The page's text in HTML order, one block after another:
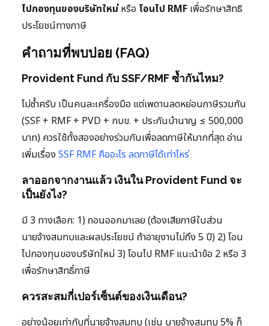
ไปกองทุนของบริษัทใหม่หรือ โอนไป RMF เพื่อรักษาสิทธิ
ประโยชน์ทางภาษี
คำถามที่พบบ่อย (FAQ)
Provident Fund กับ SSF/RMF ซ้ำกันไหม?
ไม่ซ้ำครับ เป็นคนละเครื่องมือ แต่เพดานลดหย่อนภาษีรวมกัน
(SSF + RMF + PVD + กบข. + ประกันบำนาญ ≤ 500,000
บาท) ควรใช้ทั้งสองอย่างร่วมกันเพื่อลดภาษีให้มากที่สุด อ่าน
เพิ่มเรื่อง SSF RMF คืออะไร ลดภาษีได้เท่าไหร่
ลาออกจากงานแล้ว เงินใน Provident Fund จะ
เป็นยังไง?
มี 3 ทางเลือก: 1) ถอนออกมาเลย (ต้องเสียภาษีในส่วน
นายจ้างสมทบและผลประโยชน์ ถ้าอายุงานไม่ถึง 5 ปี) 2) โอน
ไปกองทุนของบริษัทใหม่ 3) โอนไป RMF แนะนำข้อ 2 หรือ 3
เพื่อรักษาสิทธิ์ภาษี
ควรสะสมกี่เปอร์เซ็นต์ของเงินเดือน?
อย่างน้อยเท่ากับที่นายจ้างสมทบ (เช่น นายจ้างสมทบ 5% ก็